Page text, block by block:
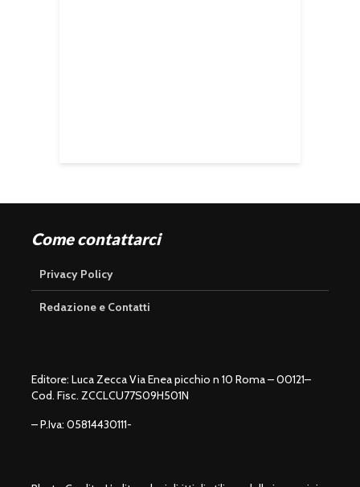
Come contattarci
Privacy Policy
Redazione e Contatti
Editore: Luca Zecca Via Enea picchio n 10 Roma – 00121–
Cod. Fisc. ZCCLCU77S09H501N
– P.Iva: 05814430111-